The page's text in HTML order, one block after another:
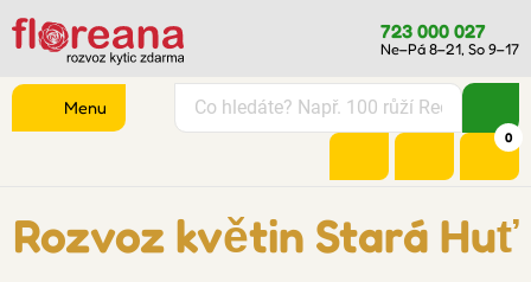
723 000 027
Ne–Pá 8–21, So 9–17
0
Menu
Rozvoz květin Stará Huť